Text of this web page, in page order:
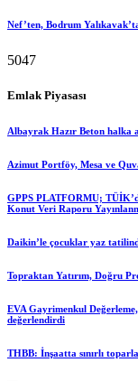
Nef’ten, Bodrum
5047
Emlak Piyasası
Albayrak Hazır Beton halka
Azimut Portföy, Mesa ve
GPPS PLATFORMU;
Konut Veri Raporu
Daikin’le çocuklar yaz
Topraktan Yatırım, Doğru
EVA Gayrimenkul Değerleme,
değerlendirdi
THBB: İnşaatta sınırlı